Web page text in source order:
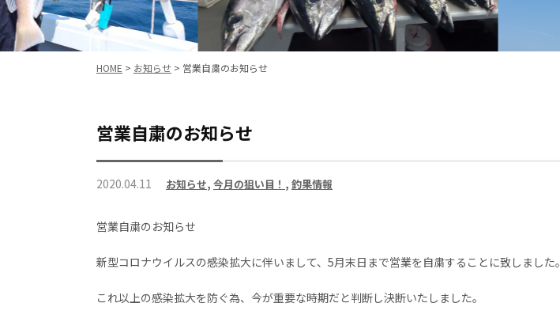
HOME > お知らせ > 営業自粛のお知らせ
営業自粛のお知らせ
2020.04.11 お知らせ, 今月の狙い目！ , 釣果情報
営業自粛のお知らせ
新型コロナウイルスの感染拡大に伴いまして、5月末日まで営業を自粛することに致しました。
これ以上の感染拡大を防ぐ為、今が重要な時期だと判断し決断いたしました。